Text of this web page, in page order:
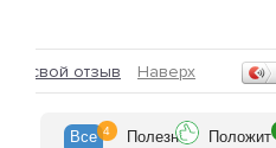
Отзывы
свой отзыв Наверх
Все 4 Полезн Положит